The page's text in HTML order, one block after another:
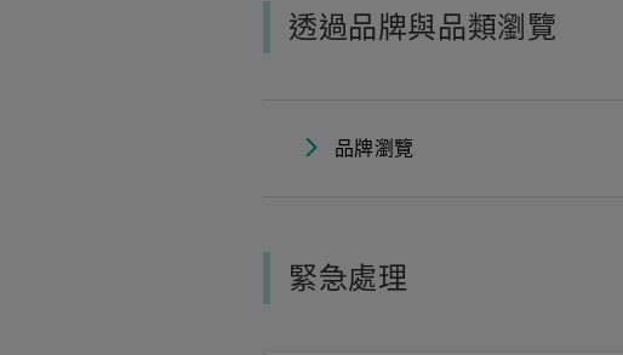
透過品牌與品類瀏覽
品牌瀏覽
緊急處理